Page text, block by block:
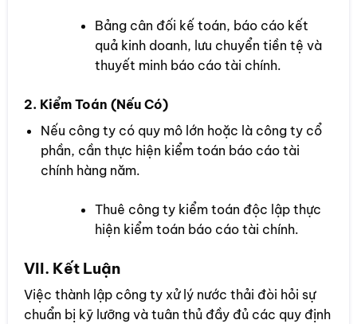
Bảng cân đối kế toán, báo cáo kết
quả kinh doanh, lưu chuyển tiền tệ và
thuyết minh báo cáo tài chính.
2. Kiểm Toán (Nếu Có)
Nếu công ty có quy mô lớn hoặc là công ty cổ
phần, cần thực hiện kiểm toán báo cáo tài
chính hàng năm.
Thuê công ty kiểm toán độc lập thực
hiện kiểm toán báo cáo tài chính.
VII. Kết Luận
Việc thành lập công ty xử lý nước thải đòi hỏi sự
chuẩn bị kỹ lưỡng và tuân thủ đầy đủ các quy định